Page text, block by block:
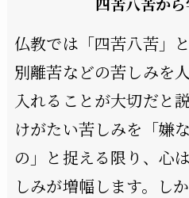
仏教では「四苦八苦」
別離苦などの苦しみを
入れることが大切だと
けがたい苦しみを「嫌
の」と捉える限り、心
しみが増幅します。し